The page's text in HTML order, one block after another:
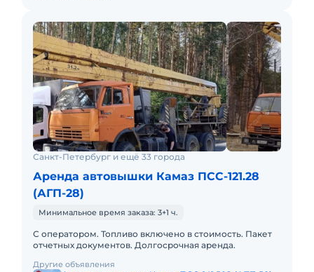
Санкт-Петербург и ещё 33 города
Аренда автовышки Камаз ПСС-121.28
(АГП-28)
Минимальное время заказа: 3+1 ч.
С оператором. Топливо включено в стоимость. Пакет
отчетных документов. Долгосрочная аренда.
Другие объявления